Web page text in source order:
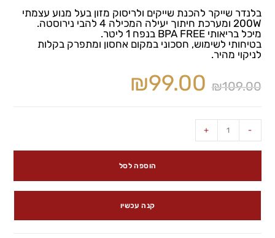
בלנדר שייקר להכנת שייקים ולריסוק מזון בעל מנוע עצמתי
200W ומערכת חיתוך יעילה המכילה 4 להבי נירוסטה.
מיכל בריאותי BPA FREE בנפח 1 ליטר.
בטיחותי לשימוש, חסכוני במקום אחסון ומתפרק בקלות
לניקוי מהיר.
₪109.00
₪99.00
-
+
הוספה לסל
קנה עכשיו